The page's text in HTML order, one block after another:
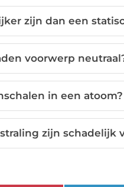
zijn dan een
voorwerp
in een atoom?
zijn schadelijk